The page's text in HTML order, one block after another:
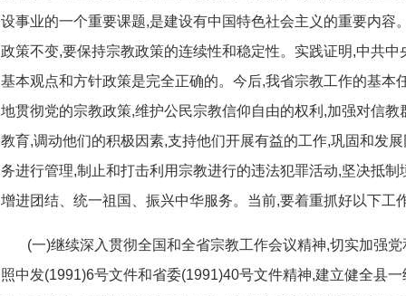
设事业的一个重要课题,是建设有中国特色社会主义的重要内容
政策不变,要保持宗教政策的连续性和稳定性。实践证明,中共
基本观点和方针政策是完全正确的。今后,我省宗教工作的基本
地贯彻党的宗教政策,维护公民宗教信仰自由的权利,加强对信
教育,调动他们的积极因素,支持他们开展有益的工作,巩固和发
务进行管理,制止和打击利用宗教进行的违法犯罪活动,坚决抵
增进团结、统一祖国、振兴中华服务。当前,要着重抓好以下工
(一)继续深入贯彻全国和全省宗教工作会议精神,切实加强
照中发(1991)6号文件和省委(1991)40号文件精神,建立健全县